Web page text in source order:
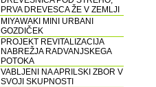
PRVA DREVESCA ŽE V ZEMLJI
MIYAWAKI MINI URBANI
GOZDIČEK
PROJEKT REVITALIZACIJA
NABREŽJA RADVANJSKEGA
POTOKA
VABLJENI NA APRILSKI ZBOR V
SVOJI SKUPNOSTI